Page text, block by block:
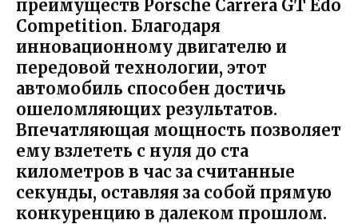
преимуществ Porsche Carrera GT Edo
Competition. Благодаря
инновационному двигателю и
передовой технологии, этот
автомобиль способен достичь
ошеломляющих результатов.
Впечатляющая мощность позволяет
ему взлететь с нуля до ста
километров в час за считанные
секунды, оставляя за собой прямую
конкуренцию в далеком прошлом.